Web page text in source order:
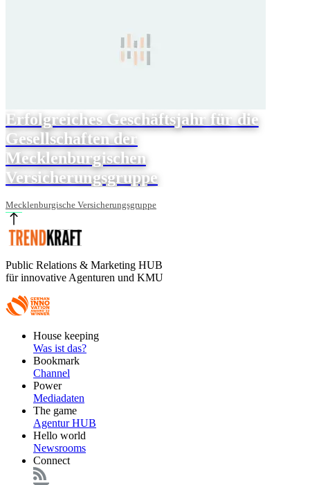
Erfolgreiches Geschäftsjahr für die
Gesellschaften der
Mecklenburgischen
Versicherungsgruppe
Mecklenburgische Versicherungsgruppe
Public Relations & Marketing HUB
für innovative Agenturen und KMU
FooterHouse keeping
Was ist das?
Bookmark
Channel
Power
Mediadaten
The game
Agentur HUB
Hello world
Newsrooms
Connect